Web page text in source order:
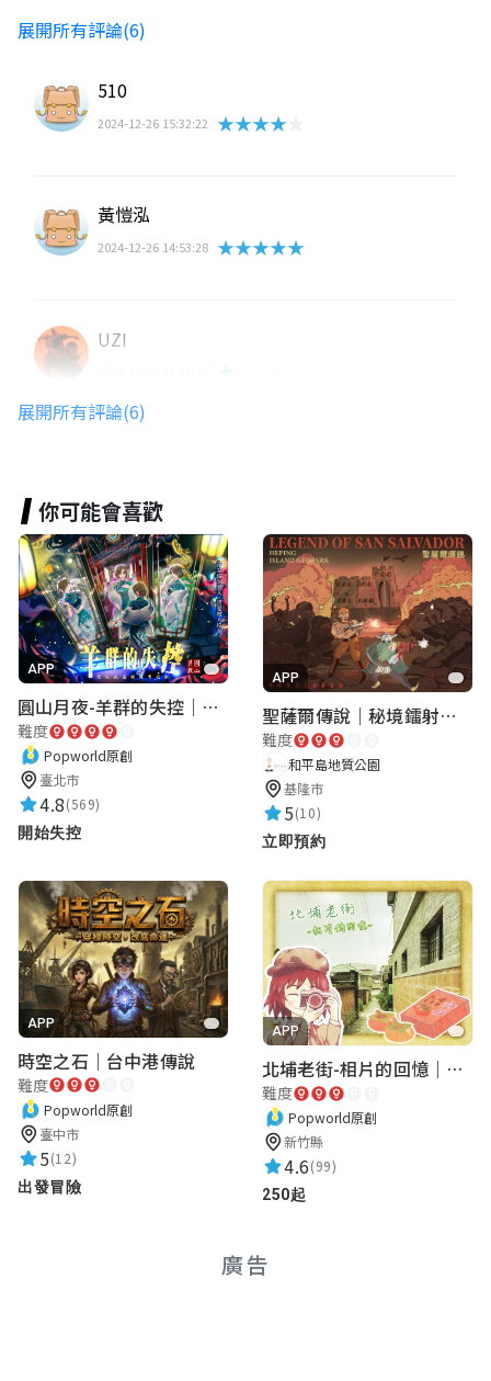
展開所有評論(6)
510
2024-12-26 15:32:22 ★★★★★
黃愷泓
2024-12-26 14:53:28 ★★★★★
UZI
對小孩，老人不友善，但我給六顆星，可惜
沛潔 池
2024-12-26 14:42:00 ★★★★★
可以多使用引導提示，儘量不直接給答案
我是吳祉澔
2024-12-26 14:29:38 ★★★★★
Cogi Chen
★★★★★
展開所有評論(6)
你可能會喜歡
APP
圓山月夜-羊群的失控｜圓山飯店 ARG實境解謎遊戲
難度
Popworld原創
臺北市
4.8(569)
開始失控
APP
聖薩爾傳說｜秘境鐳射激戰
難度
和平島地質公園
基隆市
5(10)
立即預約
APP
時空之石｜台中港傳說
難度
Popworld原創
臺中市
5(12)
出發冒險
APP
北埔老街-相片的回憶｜新竹老街城市解謎
難度
Popworld原創
新竹縣
4.6(99)
250起
廣告